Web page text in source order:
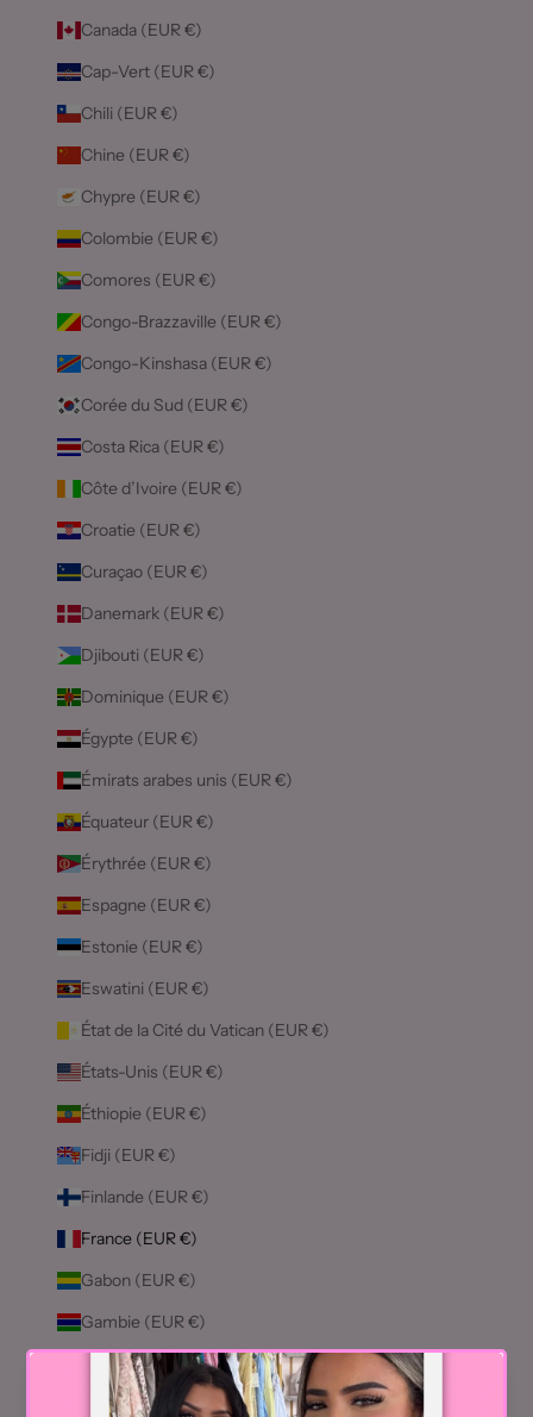
Canada (EUR €)
Cap-Vert (EUR €)
Chili (EUR €)
Chine (EUR €)
Chypre (EUR €)
Colombie (EUR €)
Comores (EUR €)
Congo-Brazzaville (EUR €)
Congo-Kinshasa (EUR €)
Corée du Sud (EUR €)
Costa Rica (EUR €)
Côte d’Ivoire (EUR €)
Croatie (EUR €)
Curaçao (EUR €)
Danemark (EUR €)
Djibouti (EUR €)
Dominique (EUR €)
Égypte (EUR €)
Émirats arabes unis (EUR €)
Équateur (EUR €)
Érythrée (EUR €)
Espagne (EUR €)
Estonie (EUR €)
Eswatini (EUR €)
État de la Cité du Vatican (EUR €)
États-Unis (EUR €)
Éthiopie (EUR €)
Fidji (EUR €)
Finlande (EUR €)
France (EUR €)
Gabon (EUR €)
Gambie (EUR €)
Géorgie (EUR €)
Géorgie du Sud-et-les Îles Sandwich du Sud (EUR €)